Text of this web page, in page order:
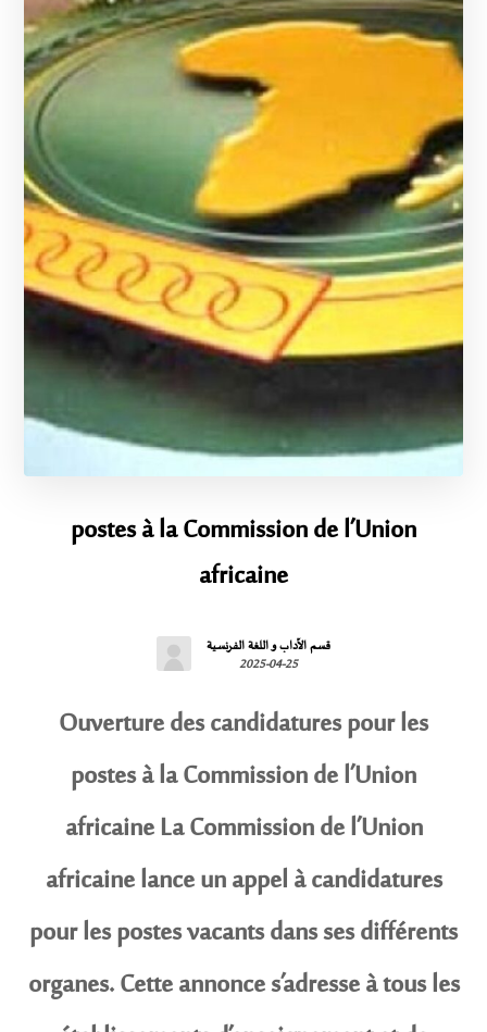
postes à la Commission de l’Union
africaine
قسم الآداب و اللغة الفرنسية
2025-04-25
Ouverture des candidatures pour les
postes à la Commission de l’Union
africaine La Commission de l’Union
africaine lance un appel à candidatures
pour les postes vacants dans ses différents
organes. Cette annonce s’adresse à tous les